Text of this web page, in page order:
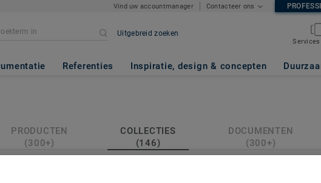
Vind uw accountmanager Contacteer ons
Uitgebreid zoeken
Referenties Inspiratie, design & concepten
PRODUCTEN
(300+)
COLLECTIES
(146)
DOCUMENTEN
(300+)